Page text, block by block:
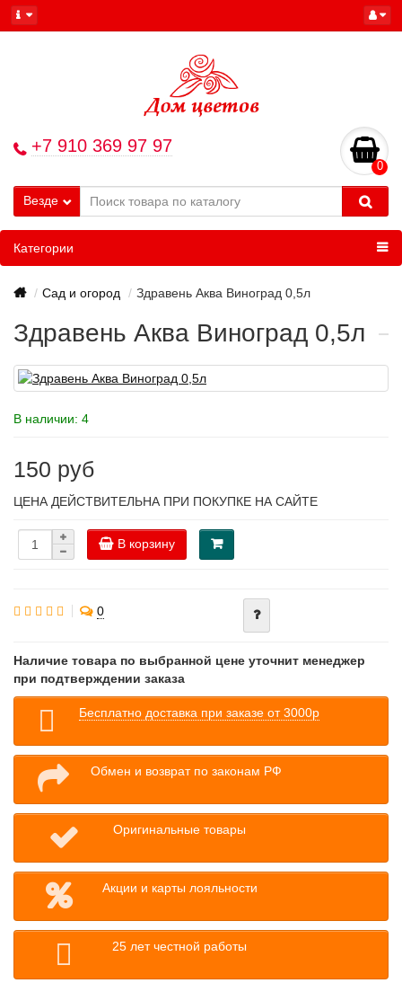
+7 910 369 97 97
0
Везде
Категории
Сад и огород Здравень Аква Виноград 0,5л
Здравень Аква Виноград 0,5л
В наличии: 4
150 руб
ЦЕНА ДЕЙСТВИТЕЛЬНА ПРИ ПОКУПКЕ НА САЙТЕ
В корзину
0
Наличие товара по выбранной цене уточнит менеджер
при подтверждении заказа
Бесплатно доставка при заказе от 3000р
Обмен и возврат по законам РФ
Оригинальные товары
Акции и карты лояльности
25 лет честной работы